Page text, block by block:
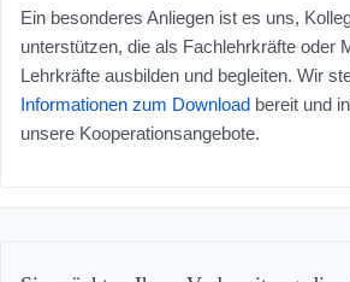
Ein besonderes Anliegen ist es uns,
unterstützen, die als Fachlehrkräfte oder
Lehrkräfte ausbilden und begleiten. Wir
Informationen zum Download bereit und
unsere Kooperationsangebote.